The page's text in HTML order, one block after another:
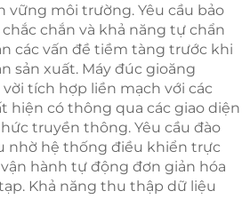
vững môi trường. Yêu cầu bảo
chắn và khả năng tự chẩn
các vấn đề tiềm tàng trước khi
sản xuất. Máy đúc gioăng
tích hợp liền mạch với các
hiện có thông qua các giao diện
truyền thông. Yêu cầu đào
nhờ hệ thống điều khiển trực
hành tự động đơn giản hóa
Khả năng thu thập dữ liệu